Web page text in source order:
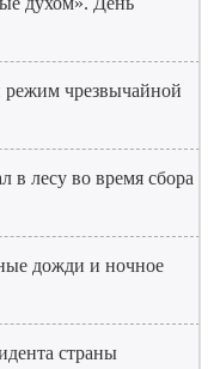
чрезвычайной
лесу во время сбора
дожди и ночное
страны